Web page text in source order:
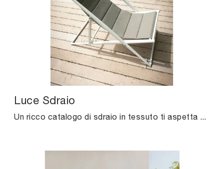
Luce Sdraio
Un ricco catalogo di sdraio in tessuto ti aspetta nel nostro punto vendita: clicca e scopri il modello Luce Sdraio di Unopiu.